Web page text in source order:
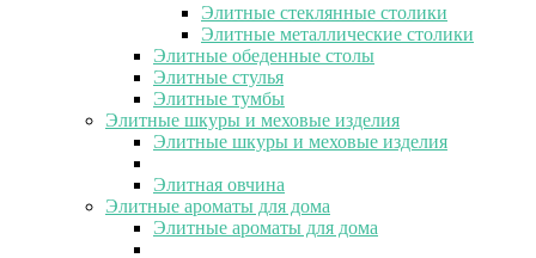
Элитные стеклянные столики
Элитные металлические столики
Элитные обеденные столы
Элитные стулья
Элитные тумбы
Элитные шкуры и меховые изделия
Элитные шкуры и меховые изделия
Элитная овчина
Элитные ароматы для дома
Элитные ароматы для дома